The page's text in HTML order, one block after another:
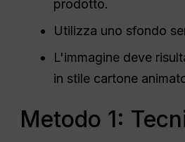
prodotto.
Utilizza uno sfondo
L'immagine deve
in stile cartone
Metodo 1: